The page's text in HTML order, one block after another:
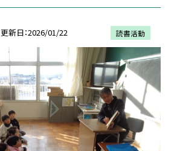
更新日 2026/01/22 読書活動